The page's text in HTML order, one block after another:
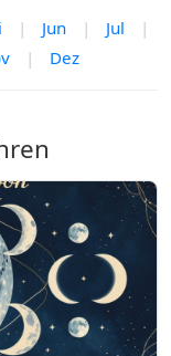
| Jun | Jul
|
| Dez